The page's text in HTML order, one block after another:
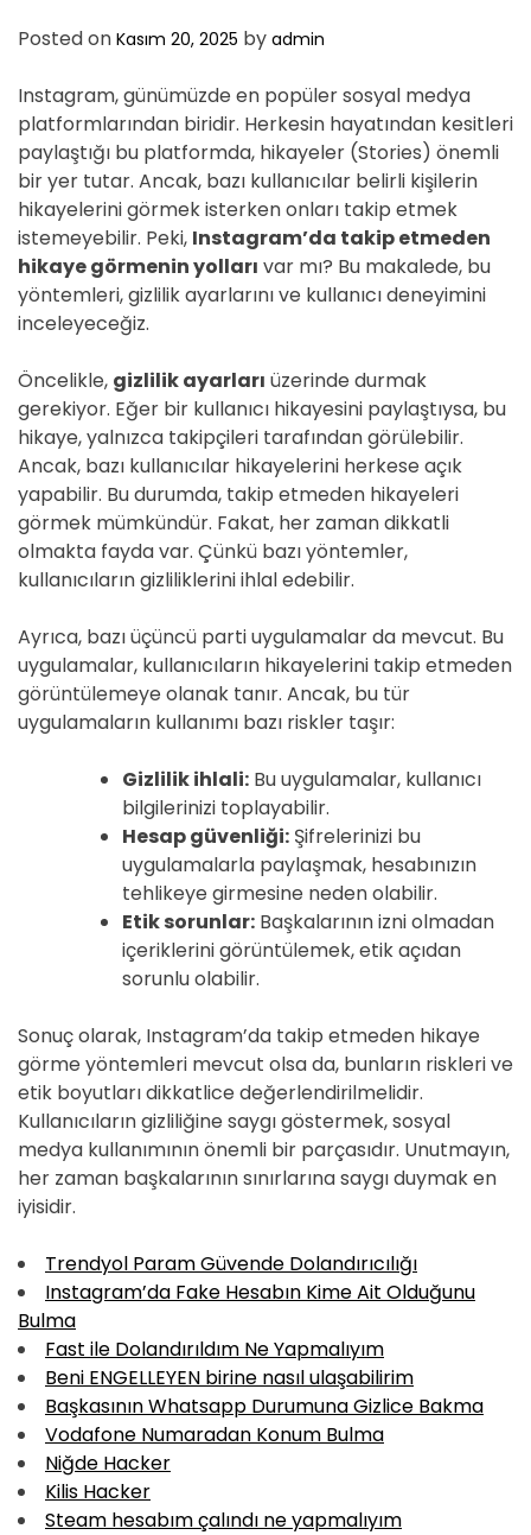
Posted on Kasım 20, 2025 by admin
Instagram, günümüzde en popüler sosyal medya
platformlarından biridir. Herkesin hayatından kesitleri
paylaştığı bu platformda, hikayeler (Stories) önemli
bir yer tutar. Ancak, bazı kullanıcılar belirli kişilerin
hikayelerini görmek isterken onları takip etmek
istemeyebilir. Peki, Instagram’da takip etmeden
hikaye görmenin yolları var mı? Bu makalede, bu
yöntemleri, gizlilik ayarlarını ve kullanıcı deneyimini
inceleyeceğiz.
Öncelikle, gizlilik ayarları üzerinde durmak
gerekiyor. Eğer bir kullanıcı hikayesini paylaştıysa, bu
hikaye, yalnızca takipçileri tarafından görülebilir.
Ancak, bazı kullanıcılar hikayelerini herkese açık
yapabilir. Bu durumda, takip etmeden hikayeleri
görmek mümkündür. Fakat, her zaman dikkatli
olmakta fayda var. Çünkü bazı yöntemler,
kullanıcıların gizliliklerini ihlal edebilir.
Ayrıca, bazı üçüncü parti uygulamalar da mevcut. Bu
uygulamalar, kullanıcıların hikayelerini takip etmeden
görüntülemeye olanak tanır. Ancak, bu tür
uygulamaların kullanımı bazı riskler taşır:
Gizlilik ihlali: Bu uygulamalar, kullanıcı
bilgilerinizi toplayabilir.
Hesap güvenliği: Şifrelerinizi bu
uygulamalarla paylaşmak, hesabınızın
tehlikeye girmesine neden olabilir.
Etik sorunlar: Başkalarının izni olmadan
içeriklerini görüntülemek, etik açıdan
sorunlu olabilir.
Sonuç olarak, Instagram’da takip etmeden hikaye
görme yöntemleri mevcut olsa da, bunların riskleri ve
etik boyutları dikkatlice değerlendirilmelidir.
Kullanıcıların gizliliğine saygı göstermek, sosyal
medya kullanımının önemli bir parçasıdır. Unutmayın,
her zaman başkalarının sınırlarına saygı duymak en
iyisidir.
Trendyol Param Güvende Dolandırıcılığı
Instagram’da Fake Hesabın Kime Ait Olduğunu
Bulma
Fast ile Dolandırıldım Ne Yapmalıyım
Beni ENGELLEYEN birine nasıl ulaşabilirim
Başkasının Whatsapp Durumuna Gizlice Bakma
Vodafone Numaradan Konum Bulma
Niğde Hacker
Kilis Hacker
Steam hesabım çalındı ne yapmalıyım